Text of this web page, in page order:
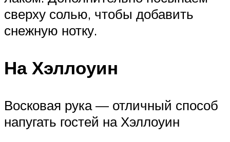
сверху солью, чтобы добавить
снежную нотку.
На Хэллоуин
Восковая рука — отличный способ
напугать гостей на Хэллоуин